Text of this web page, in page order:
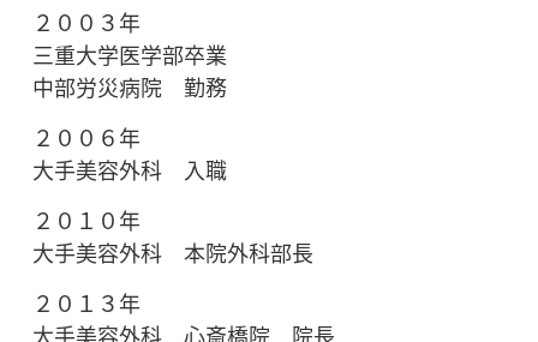
２００３年
三重大学医学部卒業
中部労災病院 勤務
２００６年
大手美容外科 入職
２０１０年
大手美容外科 本院外科部長
２０１３年
大手美容外科 心斎橋院 院長